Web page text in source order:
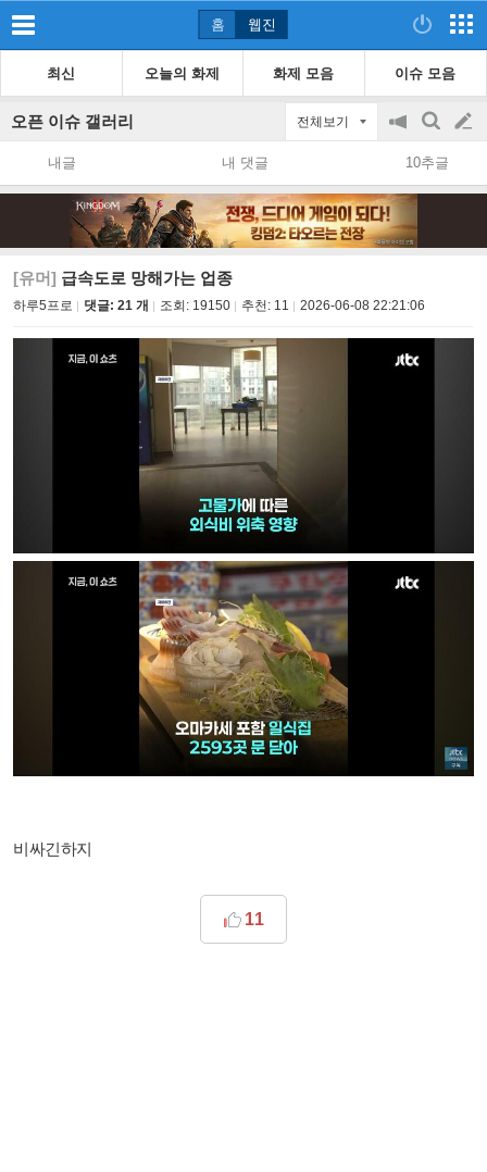
홈 웹진
최신 오늘의 화제 화제 모음 이슈 모음
오픈 이슈 갤러리 전체보기
공
지
on/off
검
색
글
쓰
내글 내 댓글 10추글
[유머] 급속도로 망해가는 업종
하루5프로 댓글: 21 개 조회: 19150 추천: 11 2026-06-08 22:21:06
비싸긴하지
11